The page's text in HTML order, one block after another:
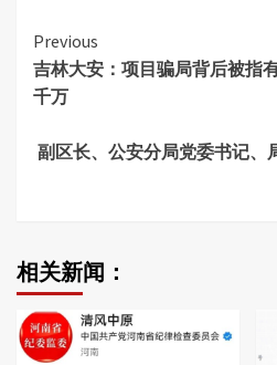
Continue
Reading
Previous
吉林大安：项目骗局背后被指
千万
副区长、公安分局党委书记、
相关新闻：